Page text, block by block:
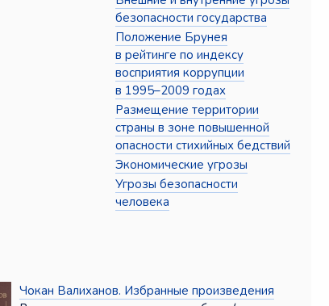
безопасности государства
Положение Брунея
в рейтинге по индексу
восприятия коррупции
в 1995–2009 годах
Размещение территории
страны в зоне повышенной
опасности стихийных бедствий
Экономические угрозы
Угрозы безопасности
человека
Чокан Валиханов. Избранные произведения